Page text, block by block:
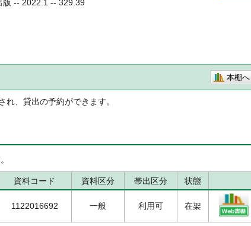
版 -- 2022.1 -- 329.39
本棚へ
、貸出の予約ができます。
資料コード 資料区分 帯出区分 状態
1122016692 一般 利用可 在架